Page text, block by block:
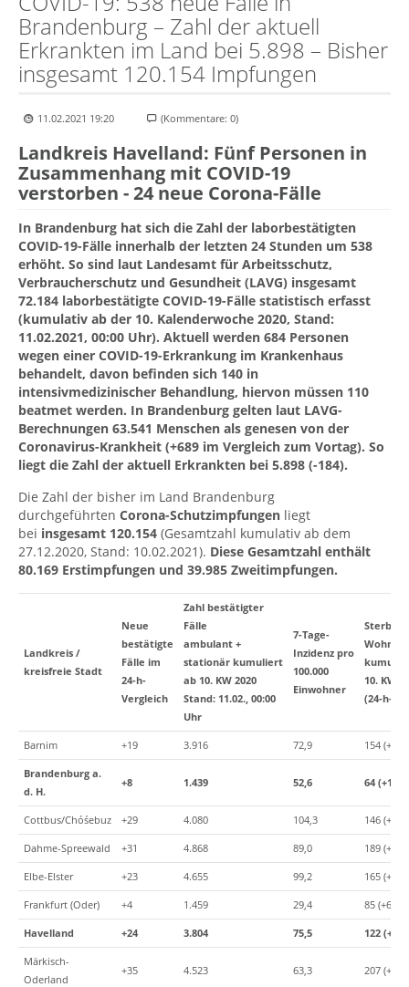
Brandenburg – Zahl der aktuell
Erkrankten im Land bei 5.898 – Bisher
insgesamt 120.154 Impfungen
11.02.2021 19:20 (Kommentare: 0)
Landkreis Havelland: Fünf Personen in
Zusammenhang mit COVID-19
verstorben - 24 neue Corona-Fälle
In Brandenburg hat sich die Zahl der laborbestätigten
COVID-19-Fälle innerhalb der letzten 24 Stunden um 538
erhöht. So sind laut Landesamt für Arbeitsschutz,
Verbraucherschutz und Gesundheit (LAVG) insgesamt
72.184 laborbestätigte COVID-19-Fälle statistisch erfasst
(kumulativ ab der 10. Kalenderwoche 2020, Stand:
11.02.2021, 00:00 Uhr). Aktuell werden 684 Personen
wegen einer COVID-19-Erkrankung im Krankenhaus
behandelt, davon befinden sich 140 in
intensivmedizinischer Behandlung, hiervon müssen 110
beatmet werden. In Brandenburg gelten laut LAVG-
Berechnungen 63.541 Menschen als genesen von der
Coronavirus-Krankheit (+689 im Vergleich zum Vortag). So
liegt die Zahl der aktuell Erkrankten bei 5.898 (-184).
Die Zahl der bisher im Land Brandenburg
durchgeführten Corona-Schutzimpfungen liegt
bei insgesamt 120.154 (Gesamtzahl kumulativ ab dem
27.12.2020, Stand: 10.02.2021). Diese Gesamtzahl enthält
80.169 Erstimpfungen und 39.985 Zweitimpfungen.
Landkreis /
kreisfreie Stadt
Neue
bestätigte
Fälle im
24-h-
Vergleich
Zahl bestätigter
Fälle
ambulant +
stationär kumuliert
ab 10. KW 2020
Stand: 11.02., 00:00
Uhr
7-Tage-
Inzidenz pro
100.000
Einwohner
10. KW
(24-h-
Barnim +19 3.916 72,9 154 (+0)
Brandenburg a.
d. H.
+8 1.439 52,6 64 (+1)
Cottbus/Chóśebuz +29 4.080 104,3 146 (+3)
Dahme-Spreewald +31 4.868 89,0 189 (+2)
Elbe-Elster +23 4.655 99,2 165 (+1)
Frankfurt (Oder) +4 1.459 29,4 85 (+6)
Havelland +24 3.804 75,5 122 (+5)
Märkisch-
Oderland
+35 4.523 63,3 207 (+2)